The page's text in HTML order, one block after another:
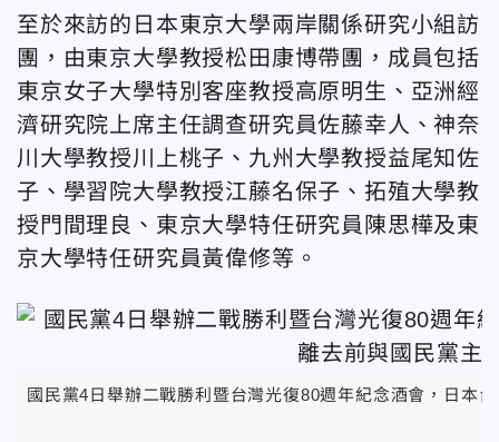
至於來訪的日本東京大學兩岸關係研究小組訪
團，由東京大學教授松田康博帶團，成員包括
東京女子大學特別客座教授高原明生、亞洲經
濟研究院上席主任調查研究員佐藤幸人、神奈
川大學教授川上桃子、九州大學教授益尾知佐
子、學習院大學教授江藤名保子、拓殖大學教
授門間理良、東京大學特任研究員陳思樺及東
京大學特任研究員黃偉修等。
國民黨4日舉辦二戰勝利暨台灣光復80週年紀念酒會，日本